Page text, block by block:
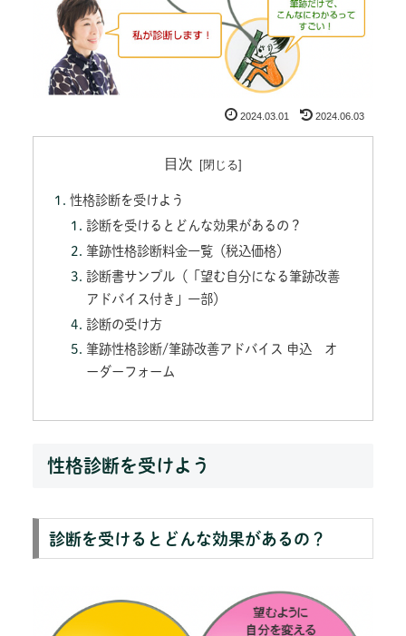
2024.03.01 2024.06.03
目次
性格診断を受けよう
診断を受けるとどんな効果があるの？
筆跡性格診断料金一覧（税込価格）
診断書サンプル（「望む自分になる筆跡改善
アドバイス付き」一部）
診断の受け方
筆跡性格診断/筆跡改善アドバイス 申込 オ
ーダーフォーム
性格診断を受けよう
診断を受けるとどんな効果があるの？